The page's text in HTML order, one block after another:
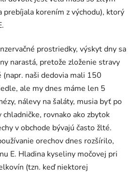
korením z východu), ktorý
prostriedky, výskyt dny sa
narastá, pretože zloženie stravy
(napr. naši dedovia mali 150
ale my dnes máme len 5
nálevy na šaláty, musia byť po
rovnako ako zbytok
v obchode bývajú často žlté.
orechov dnes rozšírilo,
E. Hladina kyseliny močovej pri
(tzn. keď niektorej